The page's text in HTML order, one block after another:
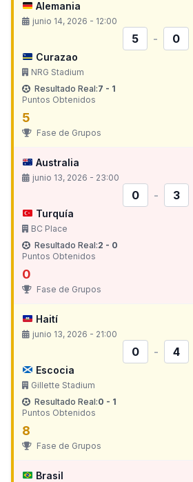
Alemania
junio 14, 2026 - 12:00
5 - 0
Curazao
NRG Stadium
Resultado Real:7 - 1
Puntos Obtenidos
5
Fase de Grupos
Australia
junio 13, 2026 - 23:00
0 - 3
Turquía
BC Place
Resultado Real:2 - 0
Puntos Obtenidos
0
Fase de Grupos
Haití
junio 13, 2026 - 21:00
0 - 4
Escocia
Gillette Stadium
Resultado Real:0 - 1
Puntos Obtenidos
8
Fase de Grupos
Brasil